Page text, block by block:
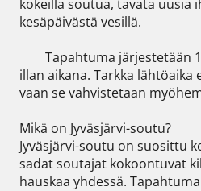
kokeilla soutua, tavata uusia
kesäpäivästä vesillä.
illan aikana. Tarkka lähtöaika
vaan se vahvistetaan
Mikä on Jyväsjärvi-soutu?
Jyväsjärvi-soutu on suosittu
sadat soutajat kokoontuvat
hauskaa yhdessä.